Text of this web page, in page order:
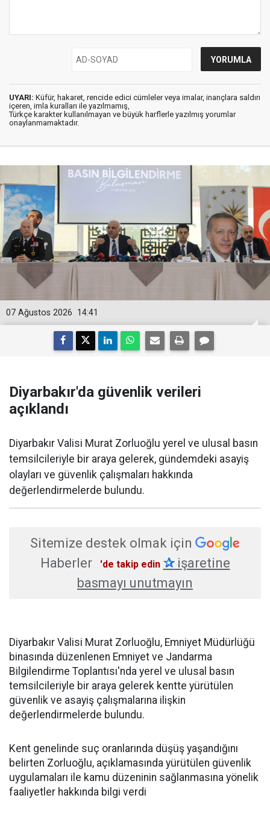
UYARI: Küfür, hakaret, rencide edici cümleler veya imalar, inançlara saldırı
içeren, imla kuralları ile yazılmamış,
Türkçe karakter kullanılmayan ve büyük harflerle yazılmış yorumlar
onaylanmamaktadır.
14:41
07 Ağustos 2026
Diyarbakır'da güvenlik verileri
açıklandı
Diyarbakır Valisi Murat Zorluoğlu yerel ve ulusal basın
temsilcileriyle bir araya gelerek, gündemdeki asayiş
olayları ve güvenlik çalışmaları hakkında
değerlendirmelerde bulundu.
Sitemize destek olmak için
Haberler
'de takip edin ✰işaretine
basmayı unutmayın
Diyarbakır Valisi Murat Zorluoğlu, Emniyet Müdürlüğü
binasında düzenlenen Emniyet ve Jandarma
Bilgilendirme Toplantısı'nda yerel ve ulusal basın
temsilcileriyle bir araya gelerek kentte yürütülen
güvenlik ve asayiş çalışmalarına ilişkin
değerlendirmelerde bulundu.
Kent genelinde suç oranlarında düşüş yaşandığını
belirten Zorluoğlu, açıklamasında yürütülen güvenlik
uygulamaları ile kamu düzeninin sağlanmasına yönelik
faaliyetler hakkında bilgi verdi